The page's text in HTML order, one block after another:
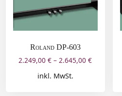
Roland DP-603
2.249,00€ – 2.645,00€
inkl. MwSt.